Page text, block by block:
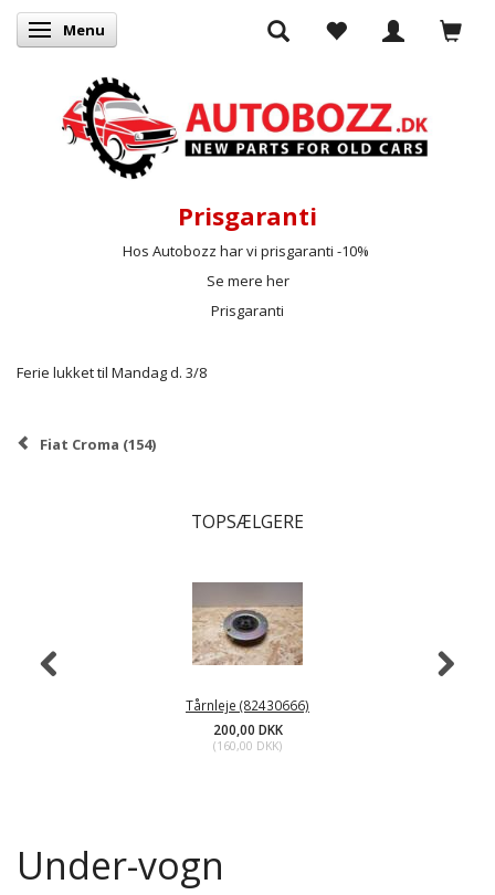
Skifte navigation
Menu
Prisgaranti
Hos Autobozz har vi prisgaranti -10%
Se mere her
Prisgaranti
Ferie lukket til Mandag d. 3/8
Fiat Croma (154)
TOPSÆLGERE
Tårnleje (82430666)
200,00 DKK
(160,00 DKK)
Under-vogn